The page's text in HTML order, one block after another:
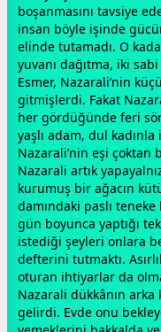
boşanmasını tavsiye
insan böyle işinde
elinde tutamadı. O
yuvanı dağıtma, iki
Esmer, Nazarali’nin
gitmişlerdi. Fakat
her gördüğünde feri
yaşlı adam, dul
Nazarali’nin eşi
Nazarali artık
kurumuş bir ağacın
damındaki paslı
gün boyunca yaptığı
istediği şeyleri onlara
defterini tutmaktı.
oturan ihtiyarlar da
Nazarali dükkânın arka
gelirdi. Evde onu